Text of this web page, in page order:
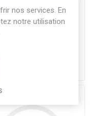
LDPE 120g/m2 - 3m
nos services. En
notre utilisation